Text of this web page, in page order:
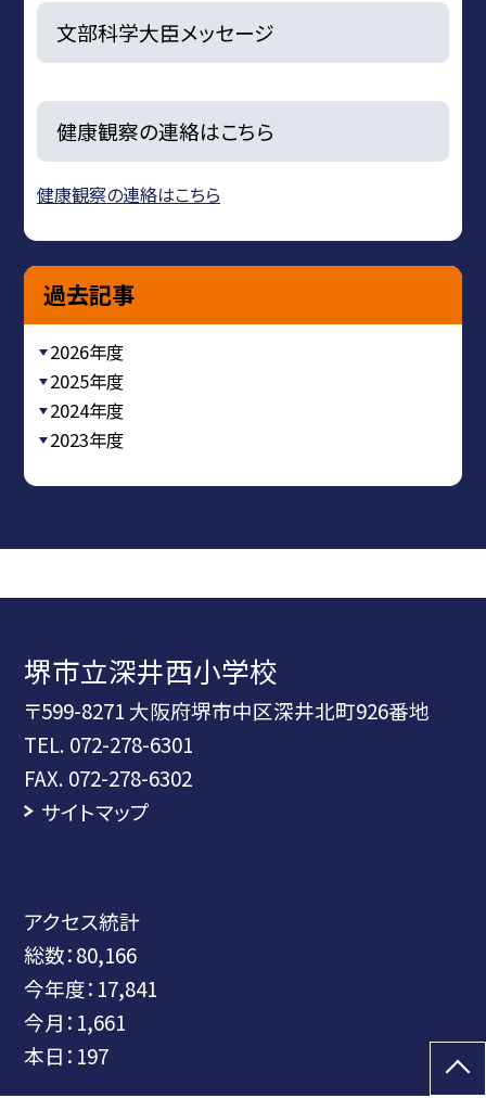
文部科学大臣メッセージ
健康観察の連絡はこちら
健康観察の連絡はこちら
過去記事
2026年度
2025年度
2024年度
2023年度
堺市立深井西小学校
〒599-8271 大阪府堺市中区深井北町926番地
TEL. 072-278-6301
FAX. 072-278-6302
サイトマップ
アクセス統計
総数：80,166
今年度： 17,841
今月： 1,661
本日： 197